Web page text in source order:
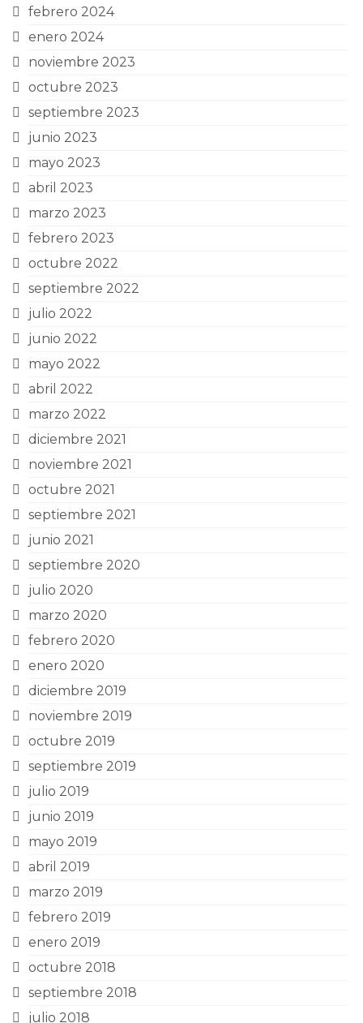
febrero 2024
enero 2024
noviembre 2023
octubre 2023
septiembre 2023
junio 2023
mayo 2023
abril 2023
marzo 2023
febrero 2023
octubre 2022
septiembre 2022
julio 2022
junio 2022
mayo 2022
abril 2022
marzo 2022
diciembre 2021
noviembre 2021
octubre 2021
septiembre 2021
junio 2021
septiembre 2020
julio 2020
marzo 2020
febrero 2020
enero 2020
diciembre 2019
noviembre 2019
octubre 2019
septiembre 2019
julio 2019
junio 2019
mayo 2019
abril 2019
marzo 2019
febrero 2019
enero 2019
octubre 2018
septiembre 2018
julio 2018